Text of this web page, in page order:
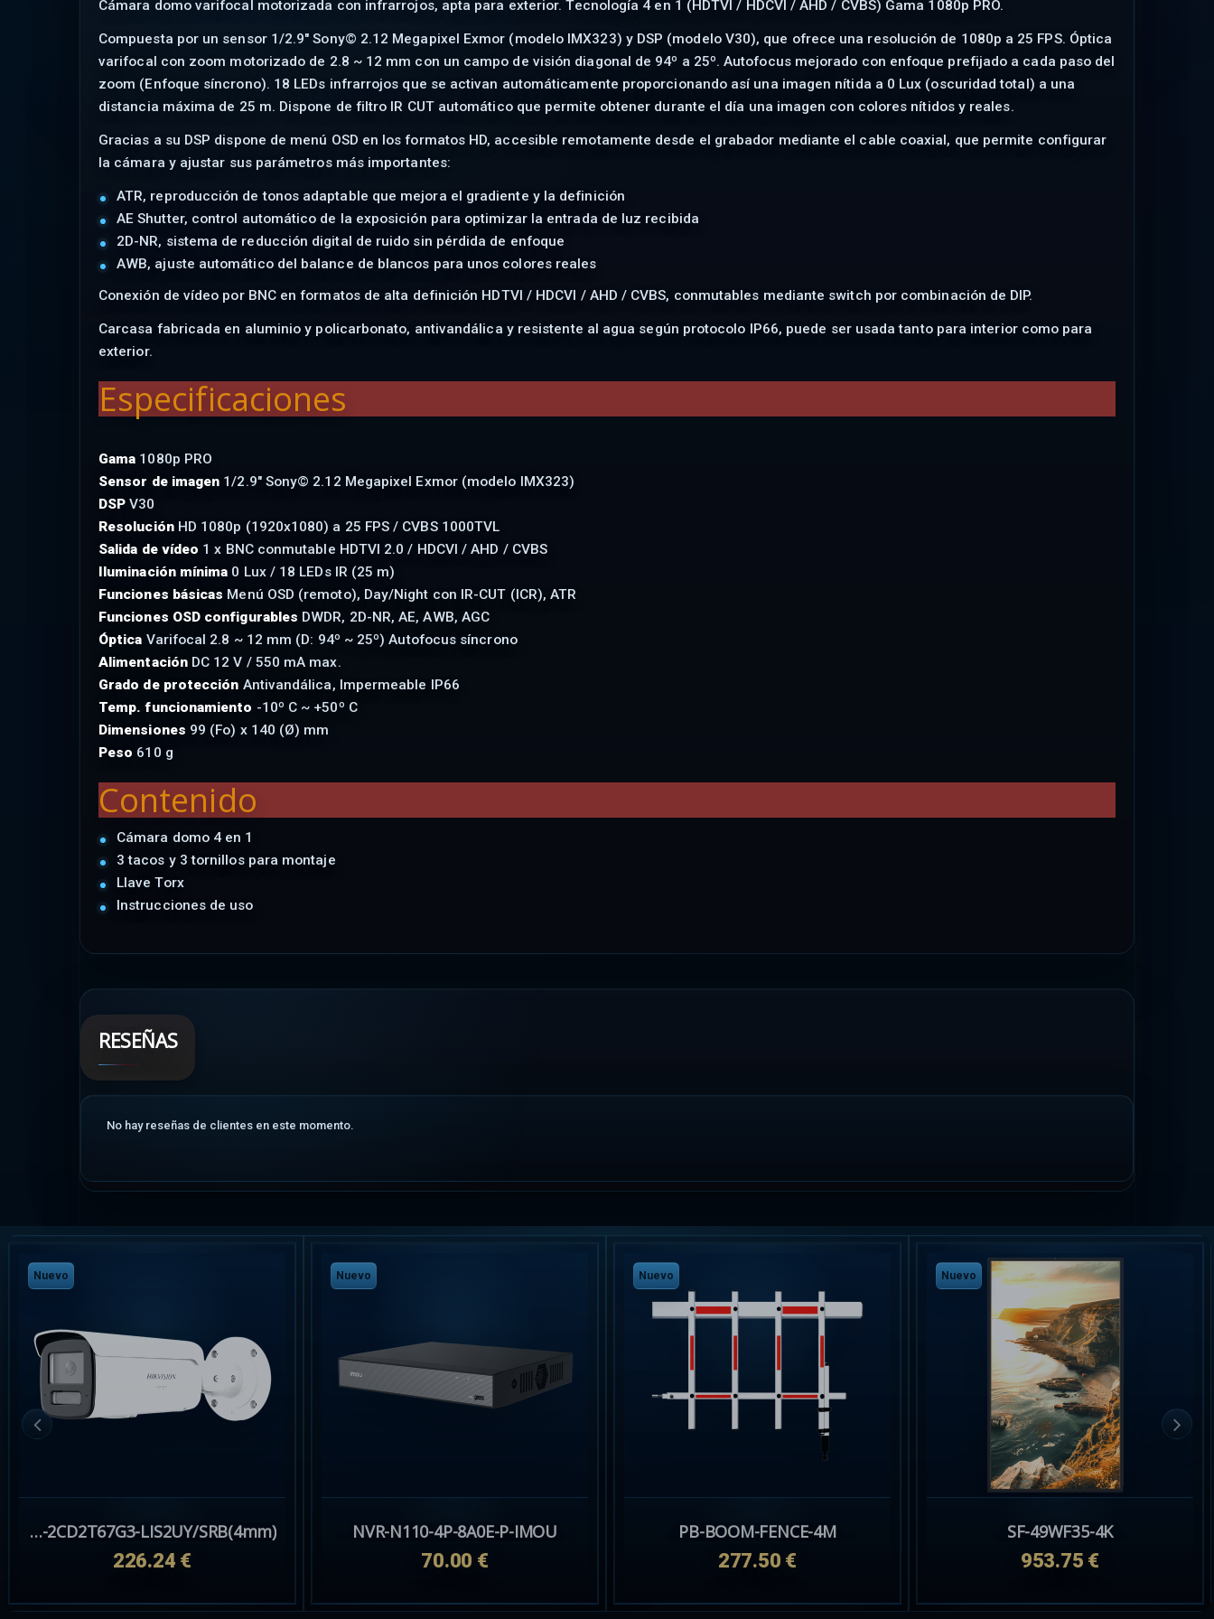
Cámara domo varifocal motorizada con infrarrojos, apta para exterior. Tecnología 4 en 1 (HDTVI / HDCVI / AHD / CVBS) Gama 1080p PRO.
Compuesta por un sensor 1/2.9" Sony© 2.12 Megapixel Exmor (modelo IMX323) y DSP (modelo V30), que ofrece una resolución de 1080p a 25 FPS. Óptica
varifocal con zoom motorizado de 2.8 ~ 12 mm con un campo de visión diagonal de 94º a 25º. Autofocus mejorado con enfoque prefijado a cada paso del
zoom (Enfoque síncrono). 18 LEDs infrarrojos que se activan automáticamente proporcionando así una imagen nítida a 0 Lux (oscuridad total) a una
distancia máxima de 25 m. Dispone de filtro IR CUT automático que permite obtener durante el día una imagen con colores nítidos y reales.
Gracias a su DSP dispone de menú OSD en los formatos HD, accesible remotamente desde el grabador mediante el cable coaxial, que permite configurar
la cámara y ajustar sus parámetros más importantes:
ATR, reproducción de tonos adaptable que mejora el gradiente y la definición
AE Shutter, control automático de la exposición para optimizar la entrada de luz recibida
2D-NR, sistema de reducción digital de ruido sin pérdida de enfoque
AWB, ajuste automático del balance de blancos para unos colores reales
Conexión de vídeo por BNC en formatos de alta definición HDTVI / HDCVI / AHD / CVBS, conmutables mediante switch por combinación de DIP.
Carcasa fabricada en aluminio y policarbonato, antivandálica y resistente al agua según protocolo IP66, puede ser usada tanto para interior como para
exterior.
Especificaciones
Gama 1080p PRO
Sensor de imagen 1/2.9" Sony© 2.12 Megapixel Exmor (modelo IMX323)
DSP V30
ResoluciónHD 1080p (1920x1080) a 25 FPS / CVBS 1000TVL
Salida de vídeo 1 x BNC conmutable HDTVI 2.0 / HDCVI / AHD / CVBS
Iluminación mínima 0 Lux / 18 LEDs IR (25 m)
Funciones básicas Menú OSD (remoto), Day/Night con IR-CUT (ICR), ATR
Funciones OSD configurables DWDR, 2D-NR, AE, AWB, AGC
Óptica Varifocal 2.8 ~ 12 mm (D: 94º ~ 25º) Autofocus síncrono
AlimentaciónDC 12 V / 550 mA max.
Grado de protección Antivandálica, Impermeable IP66
Temp. funcionamiento -10º C ~ +50º C
Dimensiones 99 (Fo) x 140 (Ø) mm
Peso 610 g
Contenido
Cámara domo 4 en 1
3 tacos y 3 tornillos para montaje
Llave Torx
Instrucciones de uso
RESEÑAS
No hay reseñas de clientes en este momento.
Nuevo
SF-49WF35-4K
953.75 €
Nuevo
PB-BOOM-FENCE-4M
277.50 €
Nuevo
NVR-N110-4P-8A0E-P-IMOU
70.00 €
Nuevo
DS-2CD2T67G3-LIS2UY/SRB(4mm)
226.24 €